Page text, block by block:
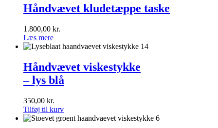
kludetæppe
taske
Håndvævet kludetæppe taske
1.800,00 kr.
Læs mere
viskestykke
<br>–
lys
Håndvævet viskestykke
– lys blå
350,00 kr.
Tilføj til kurv